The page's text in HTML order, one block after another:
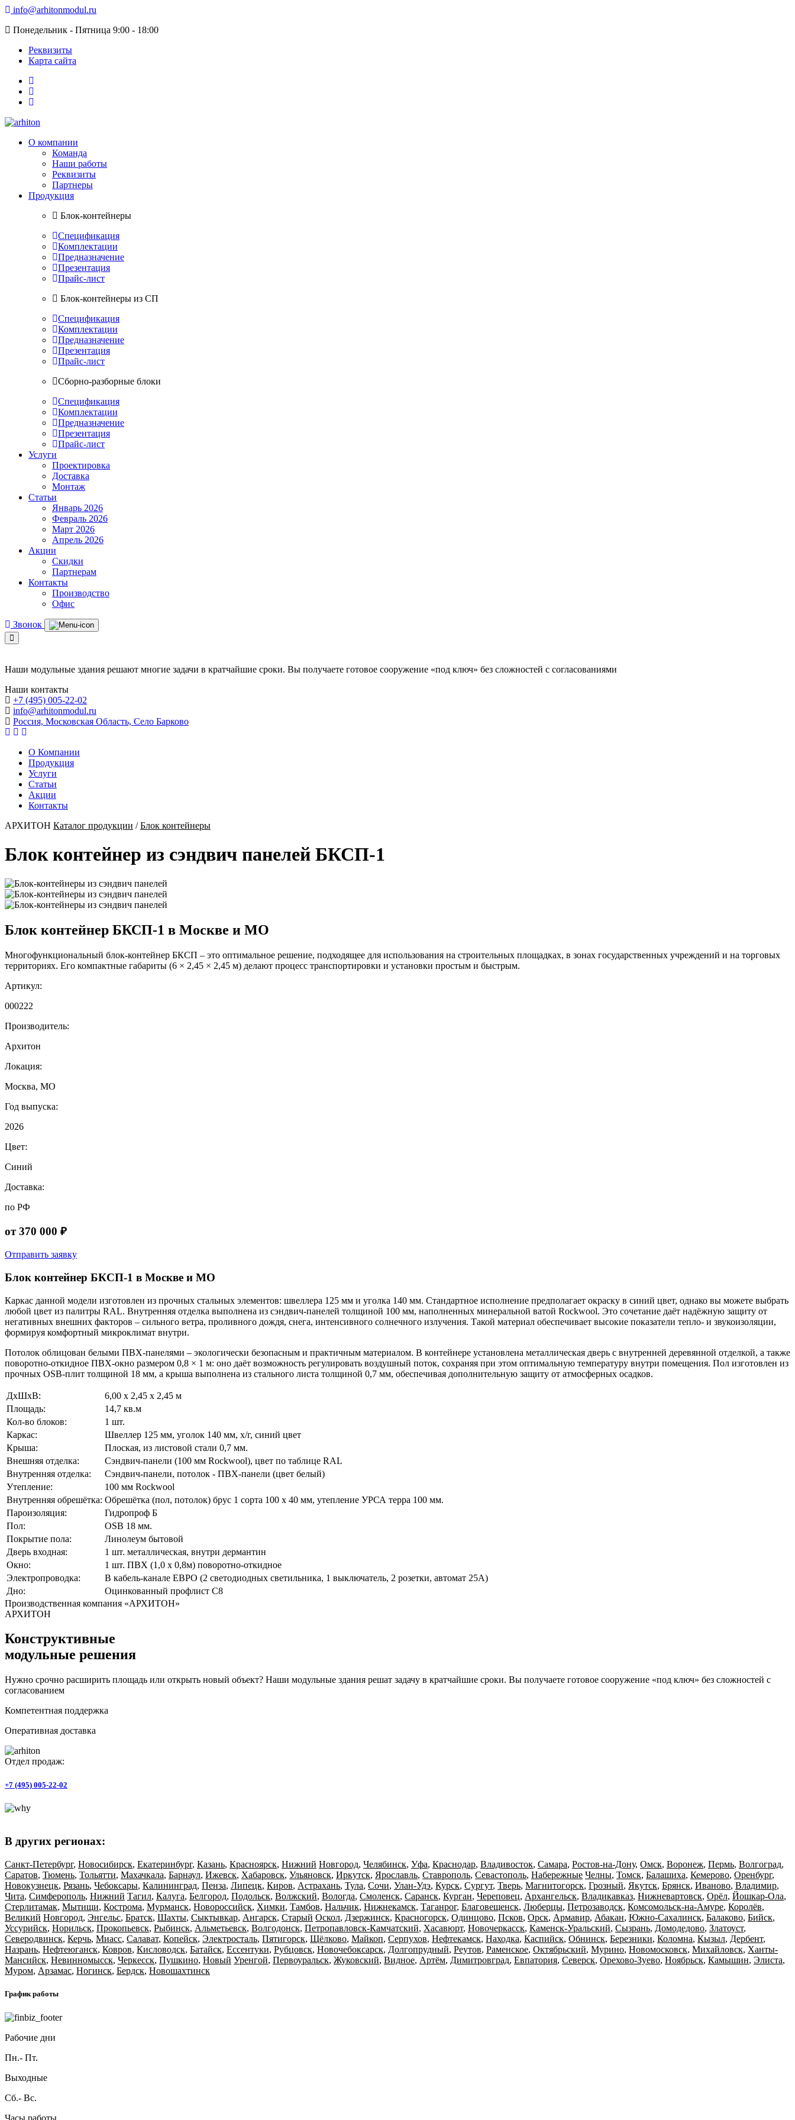
info@arhitonmodul.ru
Понедельник - Пятница 9:00 - 18:00
Реквизиты
Карта сайта
О компании
Команда
Наши работы
Реквизиты
Партнеры
Продукция
Блок-контейнеры
Спецификация
Комплектации
Предназначение
Презентация
Прайс-лист
Блок-контейнеры из СП
Спецификация
Комплектации
Предназначение
Презентация
Прайс-лист
Сборно-разборные блоки
Спецификация
Комплектации
Предназначение
Презентация
Прайс-лист
Услуги
Проектировка
Доставка
Монтаж
Статьи
Январь 2026
Февраль 2026
Март 2026
Апрель 2026
Акции
Скидки
Партнерам
Контакты
Производство
Офис
Звонок
Наши модульные здания решают многие задачи в кратчайшие сроки. Вы получаете готовое сооружение «под ключ» без сложностей с согласованиями
Наши контакты
+7 (495) 005-22-02
info@arhitonmodul.ru
Россия, Московская Область, Село Барково
О Компании
Продукция
Услуги
Статьи
Акции
Контакты
АРХИТОН Каталог продукции /Блок контейнеры
Блок контейнер из сэндвич панелей БКСП-1
Блок контейнер БКСП-1 в Москве и МО
Многофункциональный блок-контейнер БКСП – это оптимальное решение, подходящее для использования на строительных площадках, в зонах государственных учреждений и на торговых
территориях. Его компактные габариты (6 × 2,45 × 2,45 м) делают процесс транспортировки и установки простым и быстрым.
Артикул:
000222
Производитель:
Архитон
Локация:
Москва, МО
Год выпуска:
2026
Цвет:
Синий
Доставка:
по РФ
от 370 000 ₽
Отправить заявку
Блок контейнер БКСП-1 в Москве и МО
Каркас данной модели изготовлен из прочных стальных элементов: швеллера 125 мм и уголка 140 мм. Стандартное исполнение предполагает окраску в синий цвет, однако вы можете выбрать
любой цвет из палитры RAL. Внутренняя отделка выполнена из сэндвич-панелей толщиной 100 мм, наполненных минеральной ватой Rockwool. Это сочетание даёт надёжную защиту от
негативных внешних факторов – сильного ветра, проливного дождя, снега, интенсивного солнечного излучения. Такой материал обеспечивает высокие показатели тепло- и звукоизоляции,
формируя комфортный микроклимат внутри.
Потолок облицован белыми ПВХ-панелями – экологически безопасным и практичным материалом. В контейнере установлена металлическая дверь с внутренней деревянной отделкой, а также
поворотно-откидное ПВХ-окно размером 0,8 × 1 м: оно даёт возможность регулировать воздушный поток, сохраняя при этом оптимальную температуру внутри помещения. Пол изготовлен из
прочных OSB-плит толщиной 18 мм, а крыша выполнена из стального листа толщиной 0,7 мм, обеспечивая дополнительную защиту от атмосферных осадков.
ДхШхВ:
6,00 х 2,45 х 2,45 м
Площадь:
14,7 кв.м
Кол-во блоков:
1 шт.
Каркас:
Швеллер 125 мм, уголок 140 мм, х/г, синий цвет
Крыша:
Плоская, из листовой стали 0,7 мм.
Внешняя отделка:
Сэндвич-панели (100 мм Rockwool), цвет по таблице RAL
Внутренняя отделка:
Сэндвич-панели, потолок - ПВХ-панели (цвет белый)
Утепление:
100 мм Rockwool
Внутренняя обрешётка: Обрешётка (пол, потолок) брус 1 сорта 100 х 40 мм, утепление УРСА терра 100 мм.
Пароизоляция:
Гидропроф Б
Пол:
OSB 18 мм.
Покрытие пола:
Линолеум бытовой
Дверь входная:
1 шт. металлическая, внутри дермантин
Окно:
1 шт. ПВХ (1,0 x 0,8м) поворотно-откидное
Электропроводка:
В кабель-канале ЕВРО (2 светодиодных светильника, 1 выключатель, 2 розетки, автомат 25А)
Дно:
Оцинкованный профлист С8
Производственная компания «АРХИТОН»
АРХИТОН
Конструктивные
модульные решения
Нужно срочно расширить площадь или открыть новый объект? Наши модульные здания решат задачу в кратчайшие сроки. Вы получаете готовое сооружение «под ключ» без сложностей с
согласованием
Компетентная поддержка
Оперативная доставка
Отдел продаж:
+7 (495) 005-22-02
В других регионах:
Санкт-Петербург, Новосибирск, Екатеринбург, Казань, Красноярск, Нижний Новгород, Челябинск, Уфа, Краснодар, Владивосток, Самара, Ростов-на-Дону, Омск, Воронеж, Пермь, Волгоград,
Саратов, Тюмень, Тольятти, Махачкала, Барнаул, Ижевск, Хабаровск, Ульяновск, Иркутск, Ярославль, Ставрополь, Севастополь, Набережные Челны, Томск, Балашиха, Кемерово, Оренбург,
Новокузнецк, Рязань, Чебоксары, Калининград, Пенза, Липецк, Киров, Астрахань, Тула, Сочи, Улан-Удэ, Курск, Сургут, Тверь, Магнитогорск, Грозный, Якутск, Брянск, Иваново, Владимир,
Чита, Симферополь, Нижний Тагил, Калуга, Белгород, Подольск, Волжский, Вологда, Смоленск, Саранск, Курган, Череповец, Архангельск, Владикавказ, Нижневартовск, Орёл, Йошкар-Ола,
Стерлитамак, Мытищи, Кострома, Мурманск, Новороссийск, Химки, Тамбов, Нальчик, Нижнекамск, Таганрог, Благовещенск, Люберцы, Петрозаводск, Комсомольск-на-Амуре, Королёв,
Великий Новгород, Энгельс, Братск, Шахты, Сыктывкар, Ангарск, Старый Оскол, Дзержинск, Красногорск, Одинцово, Псков, Орск, Армавир, Абакан, Южно-Сахалинск, Балаково, Бийск,
Уссурийск, Норильск, Прокопьевск, Рыбинск, Альметьевск, Волгодонск, Петропавловск-Камчатский, Хасавюрт, Новочеркасск, Каменск-Уральский, Сызрань, Домодедово, Златоуст,
Северодвинск, Керчь, Миасс, Салават, Копейск, Электросталь, Пятигорск, Щёлково, Майкоп, Серпухов, Нефтекамск, Находка, Каспийск, Обнинск, Березники, Коломна, Кызыл, Дербент,
Назрань, Нефтеюганск, Ковров, Кисловодск, Батайск, Ессентуки, Рубцовск, Новочебоксарск, Долгопрудный, Реутов, Раменское, Октябрьский, Мурино, Новомосковск, Михайловск, Ханты-
Мансийск, Невинномысск, Черкесск, Пушкино, Новый Уренгой, Первоуральск, Жуковский, Видное, Артём, Димитровград, Евпатория, Северск, Орехово-Зуево, Ноябрьск, Камышин, Элиста,
Муром, Арзамас, Ногинск, Бердск, Новошахтинск
График работы
Рабочие дни
Пн.- Пт.
Выходные
Сб.- Вс.
Часы работы